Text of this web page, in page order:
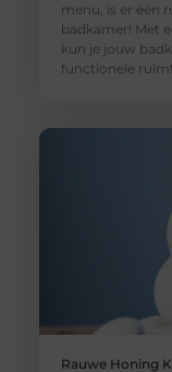
menu, is er één
badkamer! Met
kun je jouw
functionele
Rauwe Honing